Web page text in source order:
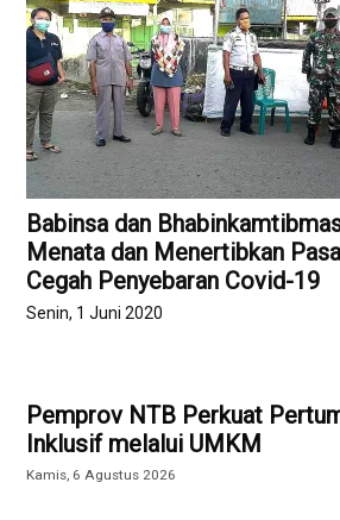
Babinsa dan
Menata dan Menertibkan
Cegah Penyebaran Covid-19
Senin, 1 Juni 2020
Pemprov NTB Perkuat
Inklusif melalui UMKM
Kamis, 6 Agustus 2026